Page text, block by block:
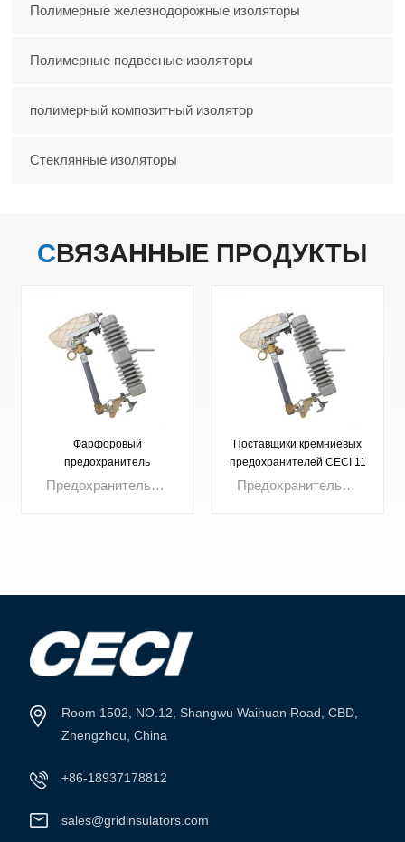
Полимерные железнодорожные изоляторы
Полимерные подвесные изоляторы
полимерный композитный изолятор
Стеклянные изоляторы
СВЯЗАННЫЕ ПРОДУКТЫ
Фарфоровый
предохранитель
Предохранитель для уличной установки. Номинальное напряжение: 3 кВ, 10 кВ, 15 кВ, 24 кВ, 27 кВ, 33 кВ, 36 кВ. Ток до: 100 А, 200 А.
ПОСМОТРЕТЬ
БОЛЬШЕ
Поставщики кремниевых
предохранителей CECI 11
кВ предлагают отличные
Предохранитель — это компактное устройство защиты от перегрузки по току, внутренний элемент которого расплавляется при превышении током установленного предела, мгновенно размыкая цепь. Высококачественные предохранители широко используются в распределительных устройствах, коммутационных устройствах, трансформаторах и пультах управления, обеспечивая быструю изоляцию неисправностей, повышая безопасность цепи и надёжность системы.
Room 1502, NO.12, Shangwu Waihuan Road, CBD,
Zhengzhou, China
+86-18937178812
sales@gridinsulators.com